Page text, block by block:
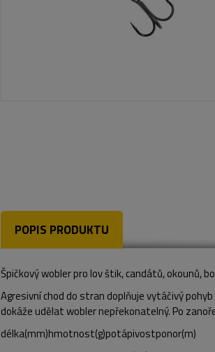
POPIS PRODUKTU
Špičkový wobler pro lov štik, candátů, okounů,
Agresivní chod do stran doplňuje vytáčivý
dokáže udělat wobler nepřekonatelný. Po
délka(mm)hmotnost(g)potápivostponor(m)